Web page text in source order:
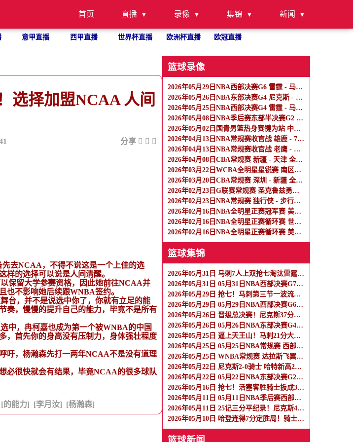
首页 直播 录像 集锦 新闻
意甲直播 西甲直播 世界杯直播 欧洲杯直播 欧冠直播
选择加盟NCAA 人间
分享
去NCAA，不得不说这是一个上佳的选
样的选择可以说是人间清醒。
保留大学参赛资格，因此她前往NCAA并
也不影响她后续跟WNBA签约。
台，并不是说选中你了，你就有立足的能
奏，慢慢的提升自己的能力，毕竟不是所有
中，冉柯嘉也成为第一个被WNBA的中国
，首先你的身高没有压制力，身体强壮程度
吁，杨瀚森先打一两年NCAA不是没有道理
必很快就会有结果，毕竟NCAA的很多球队
[的能力] [李月汝] [杨瀚森]
篮球录像
2026年05月29日NBA西部决赛G6 雷霆 - 马刺 全场录像
2026年05月26日NBA东部决赛G4 尼克斯 - 骑士 全场录像
2026年05月25日NBA西部决赛G4 雷霆 - 马刺 全场录像
2026年05月08日NBA季后赛东部半决赛G2 骑士 - 活塞 全场录像
2026年05月02日国青男篮热身赛犍为站 中国U17男篮 - 阿尔法学院 全场录像
2026年04月13日NBA常规赛收官战 雄鹿 - 76人 全场录像
2026年04月13日NBA常规赛收官战 老鹰 - 热火 全场录像
2026年04月08日CBA常规赛 新疆 - 天津 全场录像
2026年03月22日WCBA全明星星锐赛 南区星锐队 - 北区星锐队 全场录像
2026年03月20日CBA常规赛 深圳 - 新疆 全场录像
2026年02月23日G联赛常规赛 圣克鲁兹勇士 - 混音 全场录像
2026年02月23日NBA常规赛 独行侠 - 步行者 全场录像
2026年02月16日NBA全明星正赛冠军赛 美国新星队 - 美国星条队 全场录像
2026年02月16日NBA全明星正赛循环赛 世界队 - 美国星条队 全场录像
2026年02月16日NBA全明星正赛循环赛 美国新星队 - 美国星条队 全场录像
篮球集锦
2026年05月31日 马刺7人上双抢七淘汰雷霆闯进总决赛 文班22+7 亚历山大35+9
2026年05月31日 05月31日NBA西部决赛G7 马刺 - 雷霆 全场集锦
2026年05月29日 抢七！马刺第三节一波流大胜雷霆扳成3-3 文班28+10 SGA18中6
2026年05月29日 05月29日NBA西部决赛G6 雷霆 - 马刺 全场集锦
2026年05月26日 晋级总决赛！尼克斯37分大胜横扫骑士 唐斯19分 哈登2球5失误
2026年05月26日 05月26日NBA东部决赛G4 尼克斯 - 骑士 精彩镜头
2026年05月25日 逼上天王山！马刺21分大胜雷霆 文班33+8+5 亚历山大19+7
2026年05月25日 05月25日NBA常规赛 西部决赛G4 雷霆 - 马刺 精彩镜头
2026年05月25日 WNBA常规赛 达拉斯飞翼 91 - 76 纽约自由人 集锦
2026年05月22日 尼克斯2-0骑士 哈特新高26分 布伦森19分14助 米切尔26分
2026年05月22日 05月22日NBA东部决赛G2 骑士 - 尼克斯 精彩镜头
2026年05月16日 抢七！活塞客胜骑士扳成3-3 杜伦15+11 哈登23+7+4断+8失误
2026年05月11日 05月11日NBA季后赛西部半决赛G5 森林狼 - 马刺 精彩镜头
2026年05月11日 25记三分平纪录！尼克斯4-0横扫76人进东决 麦克布莱德7三分
2026年05月10日 哈登连得7分定胜局！骑士1-2活塞 米切尔35分 坎宁安27+10+10
篮球新闻